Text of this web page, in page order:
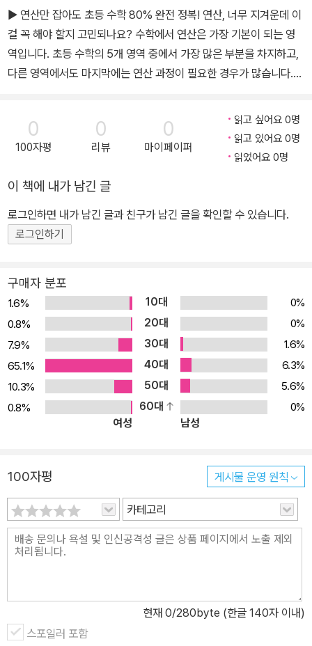
▶ 연산만 잡아도 초등 수학 80% 완전 정복! 연산, 너무 지겨운데 이
걸 꼭 해야 할지 고민되나요? 수학에서 연산은 가장 기본이 되는 영
역입니다. 초등 수학의 5개 영역 중에서 가장 많은 부분을 차지하고,
다른 영역에서도 마지막에는 연산 과정이 필요한 경우가 많습니다.
니다. 특히 초등 고학년이 될수록 연산은 점점 어려워지고 복잡해져
문제를 풀 시간이 부족하기도, 급한 마음에 종종 실수가 생기기도 합
니다. 이를 가볍게 생각하고 그대로 방치하면 중.고등학생이 되었을
부터 차근차근 정확하게 푸는 반복 훈련이 꼭 필요합니다. 초등학교
수학의 핵심인 연산부터 훈련하세요. 연산을 잘하면 수학이 재미있어
지고 점점 자신감이 붙어서 수학을 잘할 수 있습니다. 연산 훈련으로
수학의 기본기를 다지면 아이의 ‘수학자신감’이 쑥쑥 자랍니다. ▶ O
는 아이들을 살펴보면 초등 저학년은 계산력이 부족하고, 중학년 이
상은 계산력과 개념이 부실한 경우가 많습니다. 계산하는 데 시간이
오래 걸려 정작 문제를 풀 시간이 부족하거나, 어려운 풀이 과정을 다
세워 놓고도 마지막 단순 계산에서 실수로 틀리죠. 방법을 모르는 것
이 아니라 절차 수행이 능숙하지 않아 시간이 오래 걸리고 오작동을
일으키는 것입니다. 《기적의 계산법》의 하루에 한 장씩, 2가지 유형
을 5일 반복하는 ‘One Day 반복 설계’로 정확성과 속도 두 마리 토
끼를 모두 잡으세요. 같은 난이도의 문제를 충분히 반복하면서 계산
장씩 뜯어서 사용할 수 있도록 매 페이지마다 칼선을 넣었습니다. 언
제 어디서든 필요한 만큼 토독 뜯어서 쉽게 공부할 수 있어요. 아이에
맞는 학습 속도와 학습량을 살펴보고 조절하여 공부 습관을 만들어보
세요. 한 장과 한 권은 아이가 체감하는 부담이 다르고, 학습량에 대한
부담감이 줄어들면 아이의 공부 습관을 더 쉽게 만들 수 있습니다. 매
활용 200%, 초등 방정식까지! 문제를 풀다 보면 ‘□’와 같은 방정식
을 마주치게 됩니다. 연산을 충분히 훈련해도 학교 시험에 □가 있는
문장제가 나오면 당황할 수 있어요. □ 자체가 낯설고 어떻게 풀어야
0
100자평
0
리뷰
0
마이페이퍼
읽고 싶어요 0명
읽고 있어요 0명
읽었어요 0명
이 책에 내가 남긴 글
로그인하면 내가 남긴 글과 친구가 남긴 글을 확인할 수 있습니다.
로그인하기
구매자 분포
1.6% 10대
0%
0.8%
20대
0%
7.9%
30대
1.6%
65.1%
40대
6.3%
10.3%
50대
5.6%
0.8%
60대
0%
여성
남성
100자평 게시물 운영 원칙
카테고리
현재 0/280byte (한글 140자 이내)
스포일러 포함